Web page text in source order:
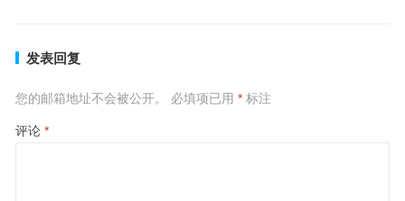
发表回复
您的邮箱地址不会被公开。 必填项已用 *标注
评论 *